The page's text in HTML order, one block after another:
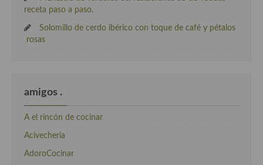
receta paso a paso.
Solomillo de cerdo ibérico con toque de café y pétalos
rosas
amigos .
A el rincón de cocinar
Acivecheria
AdoroCocinar